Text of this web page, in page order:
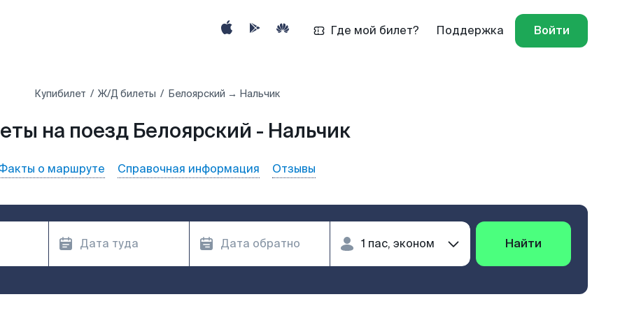
Где мой билет? Поддержка Войти
Купибилет Ж/Д билеты Белоярский → Нальчик
на поезд Белоярский - Нальчик
о маршруте Справочная информация Отзывы
Найти